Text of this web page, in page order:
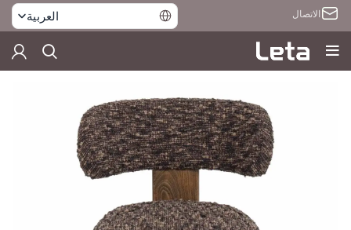
الاتصال العربية